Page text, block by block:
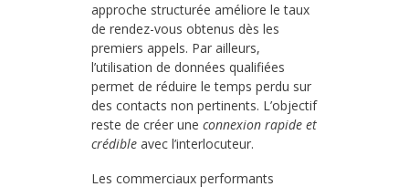
approche structurée améliore le taux
de rendez-vous obtenus dès les
premiers appels. Par ailleurs,
l’utilisation de données qualifiées
permet de réduire le temps perdu sur
des contacts non pertinents. L’objectif
reste de créer une connexion rapide et
crédible avec l’interlocuteur.
Les commerciaux performants